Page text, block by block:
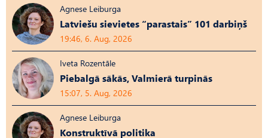
Agnese Leiburga
Latviešu sievietes “parastais” 101 darbiņš
19:46, 6. Aug, 2026
Iveta Rozentāle
Piebalgā sākās, Valmierā turpinās
15:07, 5. Aug, 2026
Agnese Leiburga
Konstruktīvā politika